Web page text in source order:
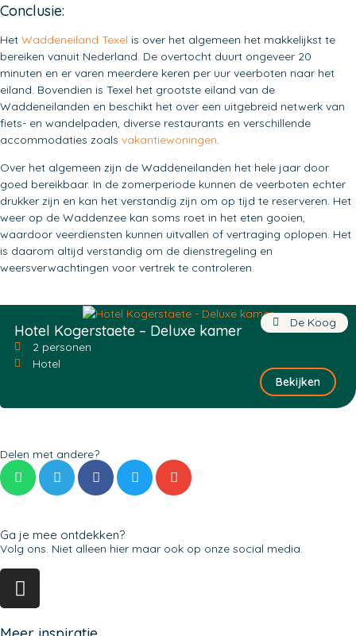
Conclusie:
Het Waddeneiland Texel is over het algemeen het makkelijkst te
bereiken vanuit Nederland. De overtocht duurt ongeveer 20
minuten en er varen meerdere keren per uur veerboten naar het
eiland. Bovendien is Texel het grootste eiland van de
Waddeneilanden en beschikt het over een uitgebreid netwerk van
fiets- en wandelpaden, diverse restaurants en verschillende
accommodaties zoals vakantiewoningen.
Over het algemeen zijn de Waddeneilanden het hele jaar door
goed bereikbaar. In de zomerperiode kunnen de veerboten echter
drukker zijn en kan het verstandig zijn om op tijd te reserveren. Het
weer op de Waddenzee kan soms roet in het eten gooien,
waardoor veerdiensten kunnen uitvallen of vertraging oplopen. Het
is daarom altijd verstandig om de dienstregeling en
weersverwachtingen voor vertrek te controleren.
Hotel Kogerstaete – Deluxe kamer
2 personen
Hotel
De Koog
Bekijken
Delen met andere?
Ga je mee ontdekken?
Volg ons. Niet alleen hier maar ook op onze social media.